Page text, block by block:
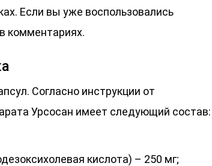
Если вы уже воспользовались
комментариях.
Согласно инструкции от
Урсосан имеет следующий состав:
кислота) – 250 мг;